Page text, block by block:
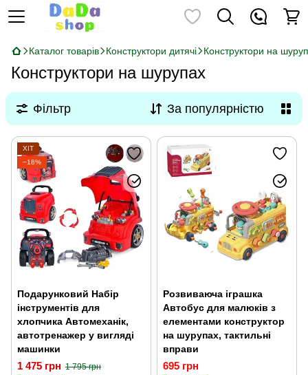
Каталог товарів Конструктори дитячі Конструктори на
Конструктори на шурупах
Фільтр За популярністю
ХІТ
−18%
Подарунковий Набір
інструментів для
хлопчика Автомеханік,
автотренажер у вигляді
машинки
1 475 грн 1 795 грн
Розвиваюча іграшка
Автобус для малюків з
елементами конструктор
на шурупах, тактильні
вправи
695 грн